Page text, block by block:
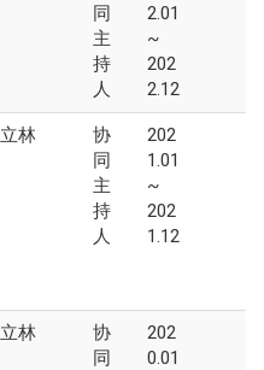
同
主
持
人
2.01
~
202
2.12
林
协
同
主
持
人
202
1.01
~
202
1.12
林
协
同
202
0.01